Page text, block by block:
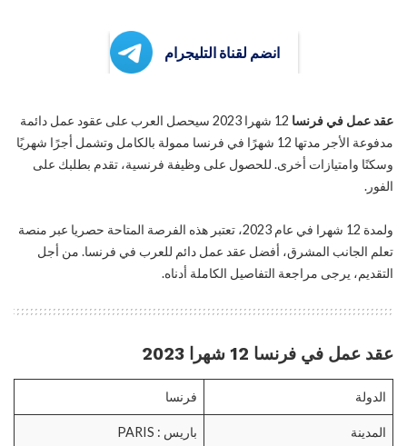
انضم لقناة التليجرام
عقد عمل في فرنسا
12 شهرا 2023 سيحصل العرب على عقود عمل دائمة
مدفوعة الأجر مدتها 12 شهرًا في فرنسا ممولة بالكامل وتشمل أجرًا شهريًا
وسكنًا وامتيازات أخرى. للحصول على وظيفة فرنسية، تقدم بطلبك على
الفور.
ولمدة 12 شهرا في عام 2023، تعتبر هذه الفرصة المتاحة حصريا عبر منصة
تعلم الجانب المشرق، أفضل عقد عمل دائم للعرب في فرنسا. من أجل
التقديم، يرجى مراجعة التفاصيل الكاملة أدناه.
عقد عمل في فرنسا 12 شهرا 2023
الدولة فرنسا
المدينة باريس : PARIS